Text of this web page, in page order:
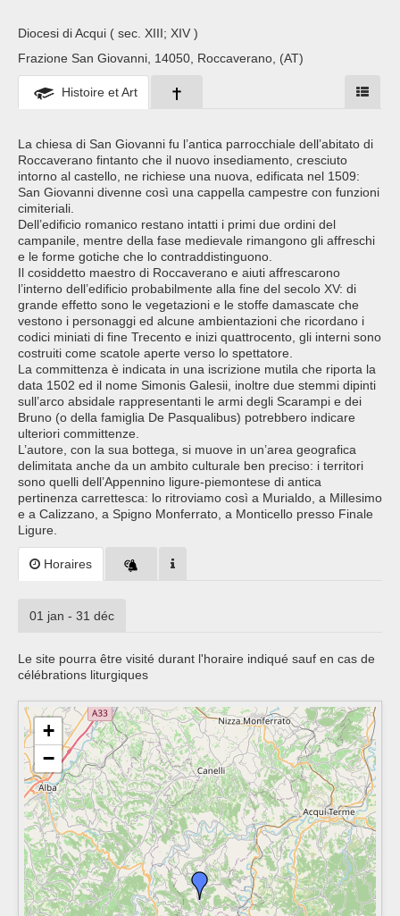
Diocesi di Acqui ( sec. XIII; XIV )
Frazione San Giovanni, 14050, Roccaverano, (AT)
Histoire et Art
La chiesa di San Giovanni fu l’antica parrocchiale dell’abitato di
Roccaverano fintanto che il nuovo insediamento, cresciuto
intorno al castello, ne richiese una nuova, edificata nel 1509:
San Giovanni divenne così una cappella campestre con funzioni
cimiteriali.
Dell’edificio romanico restano intatti i primi due ordini del
campanile, mentre della fase medievale rimangono gli affreschi
e le forme gotiche che lo contraddistinguono.
Il cosiddetto maestro di Roccaverano e aiuti affrescarono
l’interno dell’edificio probabilmente alla fine del secolo XV: di
grande effetto sono le vegetazioni e le stoffe damascate che
vestono i personaggi ed alcune ambientazioni che ricordano i
codici miniati di fine Trecento e inizi quattrocento, gli interni sono
costruiti come scatole aperte verso lo spettatore.
La committenza è indicata in una iscrizione mutila che riporta la
data 1502 ed il nome Simonis Galesii, inoltre due stemmi dipinti
sull’arco absidale rappresentanti le armi degli Scarampi e dei
Bruno (o della famiglia De Pasqualibus) potrebbero indicare
ulteriori committenze.
L’autore, con la sua bottega, si muove in un’area geografica
delimitata anche da un ambito culturale ben preciso: i territori
sono quelli dell’Appennino ligure-piemontese di antica
pertinenza carrettesca: lo ritroviamo così a Murialdo, a Millesimo
e a Calizzano, a Spigno Monferrato, a Monticello presso Finale
Ligure.
Horaires
01 jan - 31 déc
Le site pourra être visité durant l'horaire indiqué sauf en cas de
célébrations liturgiques
+
−